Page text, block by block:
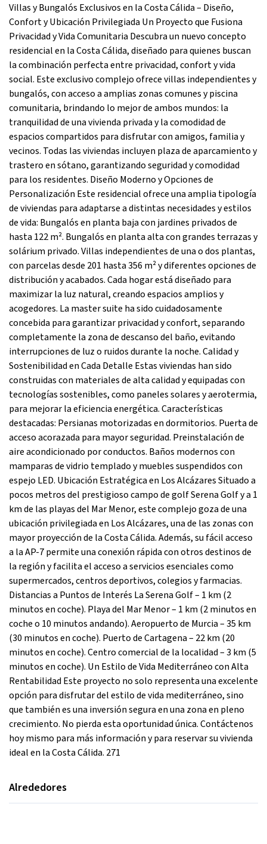
Villas y Bungalós Exclusivos en la Costa Cálida – Diseño,
Confort y Ubicación Privilegiada Un Proyecto que Fusiona
Privacidad y Vida Comunitaria Descubra un nuevo concepto
residencial en la Costa Cálida, diseñado para quienes buscan
la combinación perfecta entre privacidad, confort y vida
social. Este exclusivo complejo ofrece villas independientes y
bungalós, con acceso a amplias zonas comunes y piscina
comunitaria, brindando lo mejor de ambos mundos: la
tranquilidad de una vivienda privada y la comodidad de
espacios compartidos para disfrutar con amigos, familia y
vecinos. Todas las viviendas incluyen plaza de aparcamiento y
trastero en sótano, garantizando seguridad y comodidad
para los residentes. Diseño Moderno y Opciones de
Personalización Este residencial ofrece una amplia tipología
de viviendas para adaptarse a distintas necesidades y estilos
de vida: Bungalós en planta baja con jardines privados de
hasta 122 m². Bungalós en planta alta con grandes terrazas y
solárium privado. Villas independientes de una o dos plantas,
con parcelas desde 201 hasta 356 m² y diferentes opciones de
distribución y acabados. Cada hogar está diseñado para
maximizar la luz natural, creando espacios amplios y
acogedores. La master suite ha sido cuidadosamente
concebida para garantizar privacidad y confort, separando
completamente la zona de descanso del baño, evitando
interrupciones de luz o ruidos durante la noche. Calidad y
Sostenibilidad en Cada Detalle Estas viviendas han sido
construidas con materiales de alta calidad y equipadas con
tecnologías sostenibles, como paneles solares y aerotermia,
para mejorar la eficiencia energética. Características
destacadas: Persianas motorizadas en dormitorios. Puerta de
acceso acorazada para mayor seguridad. Preinstalación de
aire acondicionado por conductos. Baños modernos con
mamparas de vidrio templado y muebles suspendidos con
espejo LED. Ubicación Estratégica en Los Alcázares Situado a
pocos metros del prestigioso campo de golf Serena Golf y a 1
km de las playas del Mar Menor, este complejo goza de una
ubicación privilegiada en Los Alcázares, una de las zonas con
mayor proyección de la Costa Cálida. Además, su fácil acceso
a la AP-7 permite una conexión rápida con otros destinos de
la región y facilita el acceso a servicios esenciales como
supermercados, centros deportivos, colegios y farmacias.
Distancias a Puntos de Interés La Serena Golf – 1 km (2
minutos en coche). Playa del Mar Menor – 1 km (2 minutos en
coche o 10 minutos andando). Aeropuerto de Murcia – 35 km
(30 minutos en coche). Puerto de Cartagena – 22 km (20
minutos en coche). Centro comercial de la localidad – 3 km (5
minutos en coche). Un Estilo de Vida Mediterráneo con Alta
Rentabilidad Este proyecto no solo representa una excelente
opción para disfrutar del estilo de vida mediterráneo, sino
que también es una inversión segura en una zona en pleno
crecimiento. No pierda esta oportunidad única. Contáctenos
hoy mismo para más información y para reservar su vivienda
ideal en la Costa Cálida. 271
Alrededores